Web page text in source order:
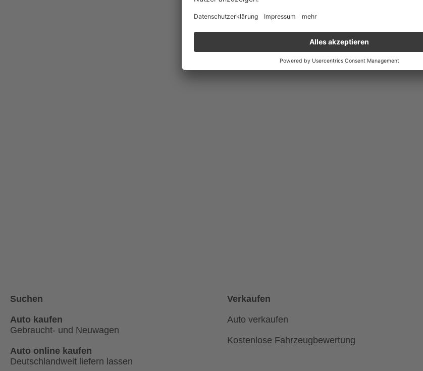
Suchen
Auto kaufen
Gebraucht- und Neuwagen
Auto online kaufen
Deutschlandweit liefern lassen
Verkaufen
Auto verkaufen
Kostenlose Fahrzeugbewertung